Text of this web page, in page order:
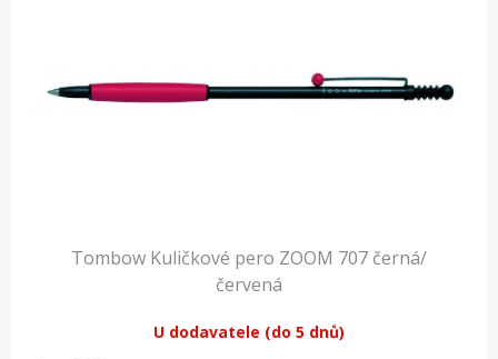
Tombow Kuličkové pero ZOOM 707 černá/
červená
U dodavatele (do 5 dnů)